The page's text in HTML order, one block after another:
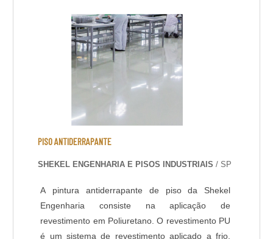
disso, também conta-se com a disponibilidade
PISO ANTIDERRAPANTE
SHEKEL ENGENHARIA E PISOS INDUSTRIAIS / SP
A pintura antiderrapante de piso da Shekel
Engenharia consiste na aplicação de
revestimento em Poliuretano. O revestimento PU
é um sistema de revestimento aplicado a frio,